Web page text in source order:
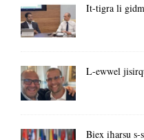
It-tigra li
L-ewwel
Biex iħarsu s-